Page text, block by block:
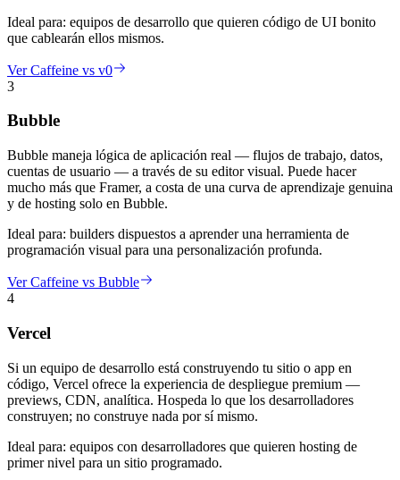
Ideal para: equipos de desarrollo que quieren código de UI bonito
que cablearán ellos mismos.
Ver Caffeine vs v0
3
Bubble
Bubble maneja lógica de aplicación real — flujos de trabajo, datos,
cuentas de usuario — a través de su editor visual. Puede hacer
mucho más que Framer, a costa de una curva de aprendizaje genuina
y de hosting solo en Bubble.
Ideal para: builders dispuestos a aprender una herramienta de
programación visual para una personalización profunda.
Ver Caffeine vs Bubble
4
Vercel
Si un equipo de desarrollo está construyendo tu sitio o app en
código, Vercel ofrece la experiencia de despliegue premium —
previews, CDN, analítica. Hospeda lo que los desarrolladores
construyen; no construye nada por sí mismo.
Ideal para: equipos con desarrolladores que quieren hosting de
primer nivel para un sitio programado.